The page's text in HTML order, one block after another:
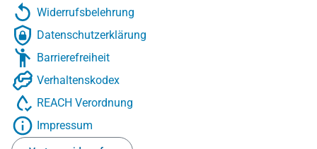
Widerrufsbelehrung
Datenschutzerklärung
Barrierefreiheit
Verhaltenskodex
REACH Verordnung
Impressum